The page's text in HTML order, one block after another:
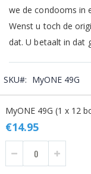
we de condooms in
Wenst u toch de
dat. U betaalt in dat
SKU MyONE 49G
product
items
MyONE 49G (1 x 12
€14.95